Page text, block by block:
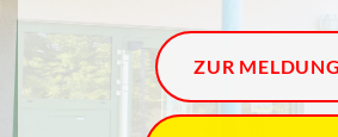
ZUR MELDUNG